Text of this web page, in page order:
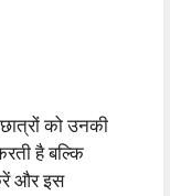
को उनकी
है बल्कि
और इस